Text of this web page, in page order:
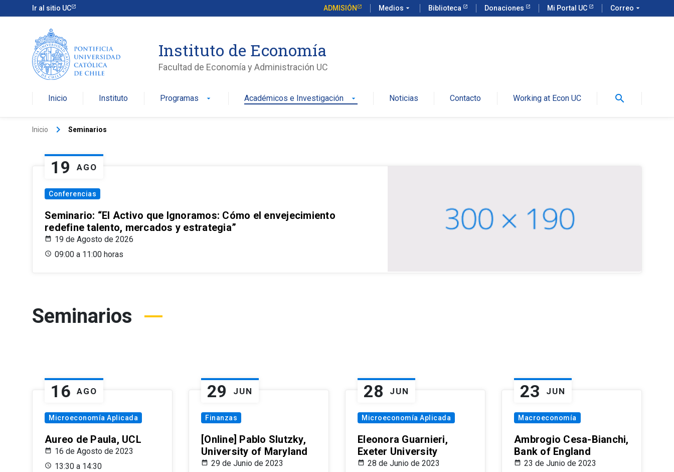
Ir al sitio UC ADMISIÓN Medios arrow_drop_down Biblioteca Donaciones Mi Portal UC Correo arrow_drop_down
Instituto de Economía
Facultad de Economía y Administración UC
Inicio Instituto Programas arrow_drop_down Académicos e Investigación arrow_drop_down Noticias Contacto Working at Econ UC search
Inicio keyboard_arrow_right Seminarios
19 AGO
Conferencias
Seminario: “El Activo que Ignoramos: Cómo el envejecimiento
redefine talento, mercados y estrategia”
19 de Agosto de 2026
09:00 a 11:00 horas
Seminarios
16 AGO
Microeconomía Aplicada
Aureo de Paula, UCL
16 de Agosto de 2023
13:30 a 14:30
29 JUN
Finanzas
[Online] Pablo Slutzky,
University of Maryland
29 de Junio de 2023
28 JUN
Microeconomía Aplicada
Eleonora Guarnieri,
Exeter University
28 de Junio de 2023
23 JUN
Macroeconomía
Ambrogio Cesa-Bianchi,
Bank of England
23 de Junio de 2023